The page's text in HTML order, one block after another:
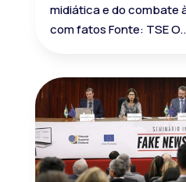
midiática e do combate
com fatos Fonte: TSE